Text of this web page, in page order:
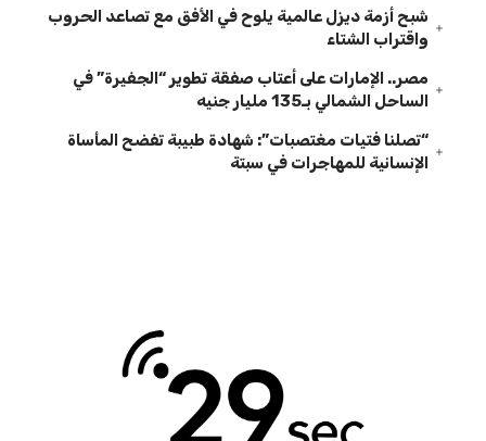
شبح أزمة ديزل عالمية يلوح في الأفق مع تصاعد الحروب
واقتراب الشتاء
مصر.. الإمارات على أعتاب صفقة تطوير “الجفيرة” في
الساحل الشمالي بـ135 مليار جنيه
“تصلنا فتيات مغتصبات”: شهادة طبيبة تفضح المأساة
الإنسانية للمهاجرات في سبتة